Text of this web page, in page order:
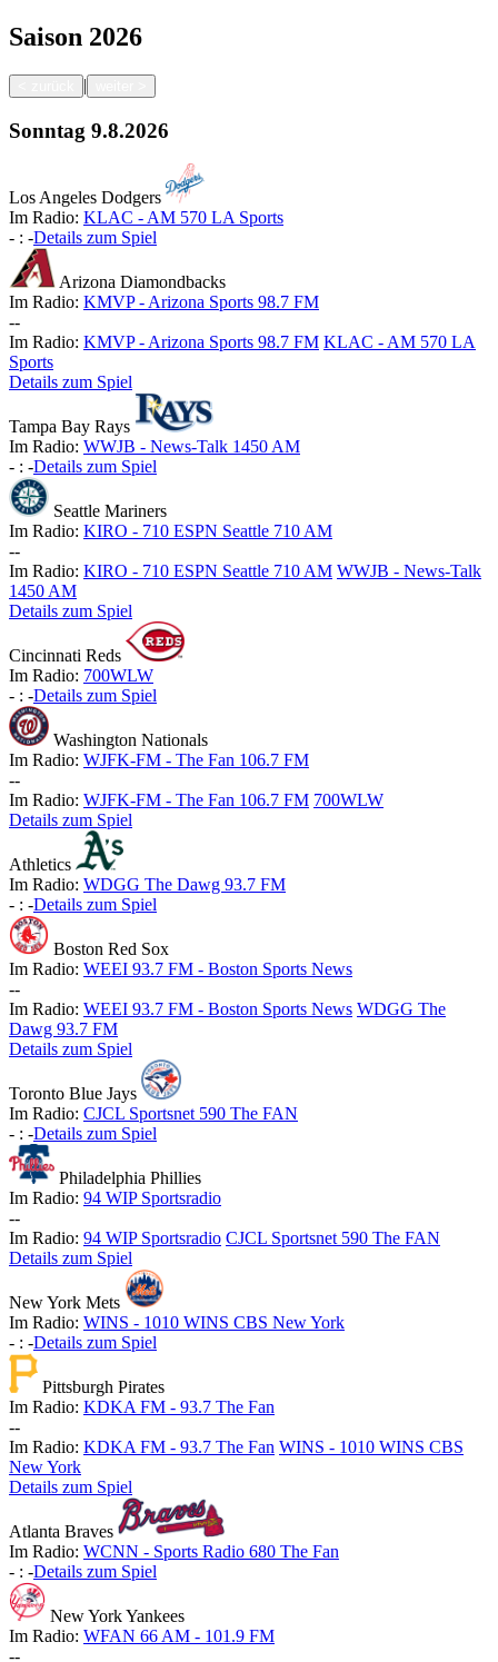
Saison 2026
|
Sonntag 9.8.2026
Los Angeles Dodgers
Im Radio: KLAC - AM 570 LA Sports
- : -Details zum Spiel
Arizona Diamondbacks
Im Radio: KMVP - Arizona Sports 98.7 FM
--
Im Radio: KMVP - Arizona Sports 98.7 FM KLAC - AM 570 LA
Sports
Details zum Spiel
Tampa Bay Rays
Im Radio: WWJB - News-Talk 1450 AM
- : -Details zum Spiel
Seattle Mariners
Im Radio: KIRO - 710 ESPN Seattle 710 AM
--
Im Radio: KIRO - 710 ESPN Seattle 710 AM WWJB - News-Talk
1450 AM
Details zum Spiel
Cincinnati Reds
Im Radio: 700WLW
- : -Details zum Spiel
Washington Nationals
Im Radio: WJFK-FM - The Fan 106.7 FM
--
Im Radio: WJFK-FM - The Fan 106.7 FM 700WLW
Details zum Spiel
Athletics
Im Radio: WDGG The Dawg 93.7 FM
- : -Details zum Spiel
Boston Red Sox
Im Radio: WEEI 93.7 FM - Boston Sports News
--
Im Radio: WEEI 93.7 FM - Boston Sports News WDGG The
Dawg 93.7 FM
Details zum Spiel
Toronto Blue Jays
Im Radio: CJCL Sportsnet 590 The FAN
- : -Details zum Spiel
Philadelphia Phillies
Im Radio: 94 WIP Sportsradio
--
Im Radio: 94 WIP Sportsradio CJCL Sportsnet 590 The FAN
Details zum Spiel
New York Mets
Im Radio: WINS - 1010 WINS CBS New York
- : -Details zum Spiel
Pittsburgh Pirates
Im Radio: KDKA FM - 93.7 The Fan
--
Im Radio: KDKA FM - 93.7 The Fan WINS - 1010 WINS CBS
New York
Details zum Spiel
Atlanta Braves
Im Radio: WCNN - Sports Radio 680 The Fan
- : -Details zum Spiel
New York Yankees
Im Radio: WFAN 66 AM - 101.9 FM
--